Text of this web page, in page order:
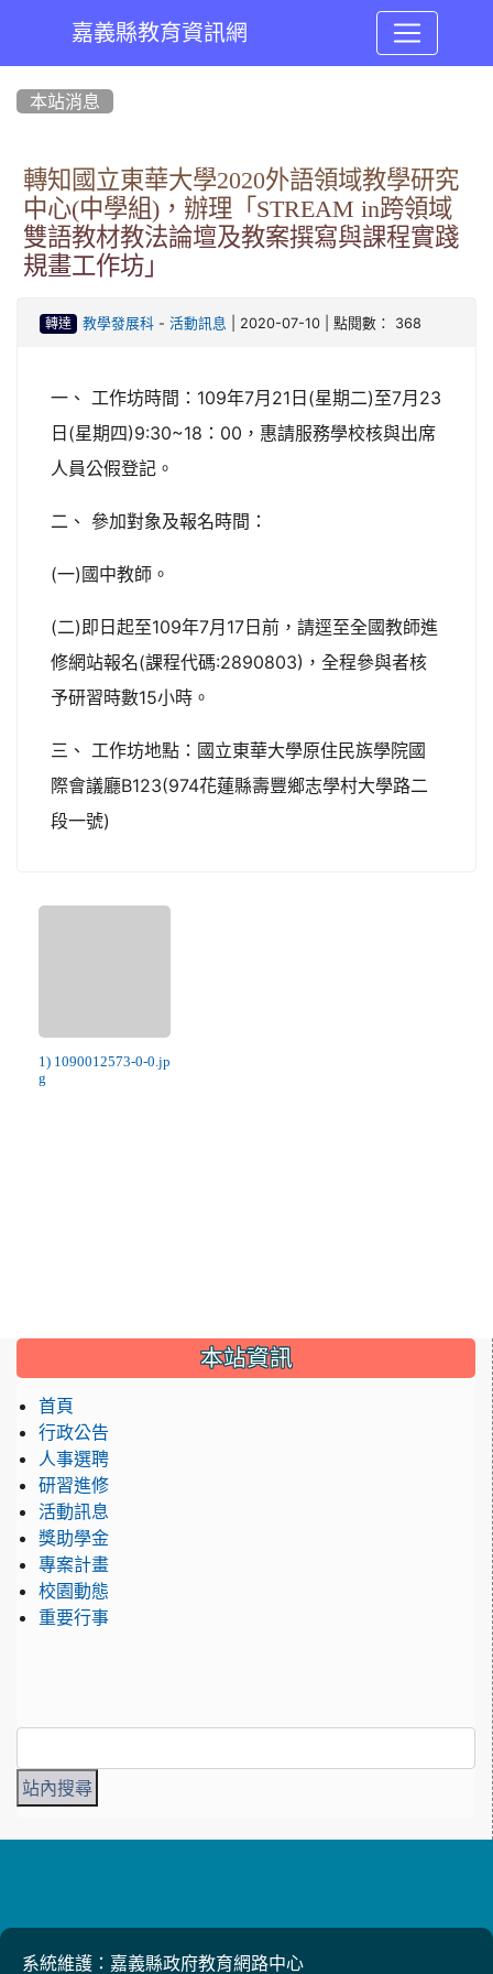
嘉義縣教育資訊網
本站消息
轉知國立東華大學2020外語領域教學研究
中心(中學組)，辦理「STREAM in跨領域
雙語教材教法論壇及教案撰寫與課程實踐
規畫工作坊」
轉達 教學發展科- 活動訊息 | 2020-07-10 | 點閱數： 368
一、 工作坊時間：109年7月21日(星期二)至7月23
日(星期四)9:30~18：00，惠請服務學校核與出席
人員公假登記。
二、 參加對象及報名時間：
(一)國中教師。
(二)即日起至109年7月17日前，請逕至全國教師進
修網站報名(課程代碼:2890803)，全程參與者核
予研習時數15小時。
三、 工作坊地點：國立東華大學原住民族學院國
際會議廳B123(974花蓮縣壽豐鄉志學村大學路二
段一號)
1) 1090012573-0-0.jp
g
::: 本站資訊
首頁
行政公告
人事選聘
研習進修
活動訊息
獎助學金
專案計畫
校園動態
重要行事
系統維護：嘉義縣政府教育網路中心